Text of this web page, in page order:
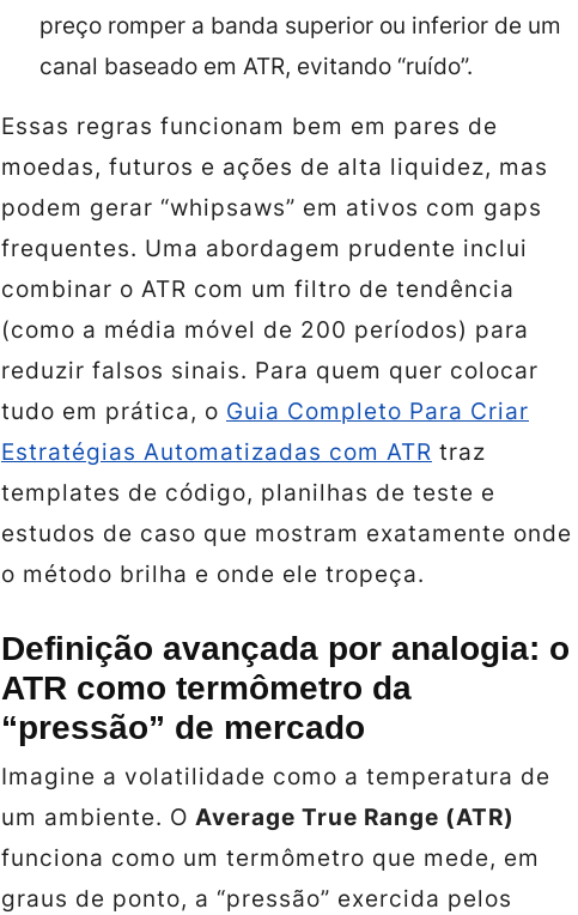
preço romper a banda superior ou inferior de um
canal baseado em ATR, evitando “ruído”.
Essas regras funcionam bem em pares de
moedas, futuros e ações de alta liquidez, mas
podem gerar “whipsaws” em ativos com gaps
frequentes. Uma abordagem prudente inclui
combinar o ATR com um filtro de tendência
(como a média móvel de 200 períodos) para
reduzir falsos sinais. Para quem quer colocar
tudo em prática, o Guia Completo Para Criar
Estratégias Automatizadas com ATR traz
templates de código, planilhas de teste e
estudos de caso que mostram exatamente onde
o método brilha e onde ele tropeça.
Definição avançada por analogia: o
ATR como termômetro da
“pressão” de mercado
Imagine a volatilidade como a temperatura de
um ambiente. O Average True Range (ATR)
funciona como um termômetro que mede, em
graus de ponto, a “pressão” exercida pelos